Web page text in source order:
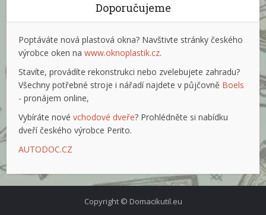
Doporučujeme
Poptáváte nová plastová okna? Navštivte stránky českého
výrobce oken nawww.oknoplastik.cz.
Stavíte, provádíte rekonstrukci nebo zvelebujete zahradu?
Všechny potřebné stroje i nářadí najdete v půjčovně Boels
- pronájem online,
Vybíráte novévchodové dveře? Prohlédněte si nabídku
dveří českého výrobce Perito.
AUTODOC.CZ
Copyright © Domacikutil.eu